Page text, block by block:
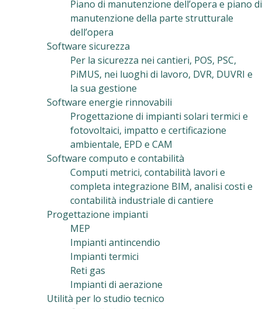
Piano di manutenzione dell’opera e piano di
manutenzione della parte strutturale
dell’opera
Software sicurezza
Per la sicurezza nei cantieri, POS, PSC,
PiMUS, nei luoghi di lavoro, DVR, DUVRI e
la sua gestione
Software energie rinnovabili
Progettazione di impianti solari termici e
fotovoltaici, impatto e certificazione
ambientale, EPD e CAM
Software computo e contabilità
Computi metrici, contabilità lavori e
completa integrazione BIM, analisi costi e
contabilità industriale di cantiere
Progettazione impianti
MEP
Impianti antincendio
Impianti termici
Reti gas
Impianti di aerazione
Utilità per lo studio tecnico